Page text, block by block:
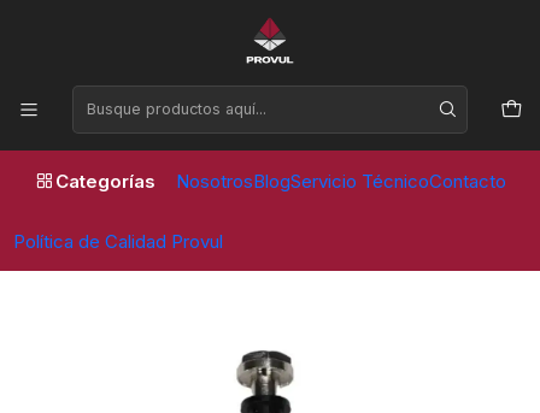
Categorías NosotrosBlogServicio TécnicoContacto
Política de Calidad Provul
Horario de atención Lunes a Viernes de 09:00 a 17:30 horas
Inicio Valvulas
Camion y Taxibus